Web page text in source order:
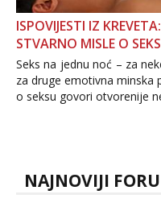
ISPOVIJESTI IZ
STVARNO MISLE O
Seks na jednu noć – za
za druge emotivna minska
o seksu govori otvorenije
dalje izaziva burne
NAJNOVIJI